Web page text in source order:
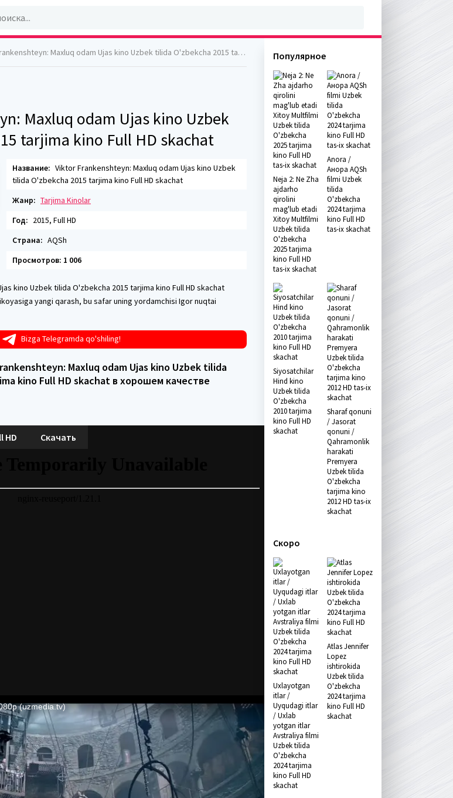
Maxluq odam Ujas kino Uzbek tilida O'zbekcha 2015 tarjima kino Full HD skachat
Maxluq odam Ujas kino Uzbek
tarjima kino Full HD skachat
Название: Viktor Frankenshteyn: Maxluq odam Ujas kino Uzbek
tilida O'zbekcha 2015 tarjima kino Full HD skachat
Жанр: Tarjima Kinolar
Год: 2015, Full HD
Страна: AQSh
Просмотров: 1 006
kino Uzbek tilida O'zbekcha 2015 tarjima kino Full HD skachat
yangi qarash, bu safar uning yordamchisi Igor nuqtai
Bizga Telegramda qo'shiling!
Maxluq odam Ujas kino Uzbek tilida
kino Full HD skachat в хорошем качестве
HD Скачать
Популярное
Neja 2: Ne Zha
ajdarho
qirolini
mag'lub etadi
Xitoy Multfilmi
Uzbek tilida
O'zbekcha
2025 tarjima
kino Full HD
tas-ix skachat
Anora /
Анора AQSh
filmi Uzbek
tilida
O'zbekcha
2024 tarjima
kino Full HD
tas-ix skachat
Siyosatchilar
Hind kino
Uzbek tilida
O'zbekcha
2010 tarjima
kino Full HD
skachat
Sharaf qonuni
/ Jasorat
qonuni /
Qahramonlik
harakati
Premyera
Uzbek tilida
O'zbekcha
tarjima kino
2012 HD tas-ix
skachat
Скоро
Uxlayotgan
itlar /
Uyqudagi itlar
/ Uxlab
yotgan itlar
Avstraliya filmi
Uzbek tilida
O'zbekcha
2024 tarjima
kino Full HD
skachat
Atlas Jennifer
Lopez
ishtirokida
Uzbek tilida
O'zbekcha
2024 tarjima
kino Full HD
skachat